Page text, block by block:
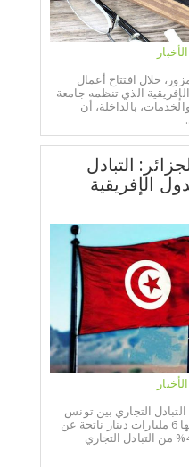
الأخبار
خلال افتتاح أعمال
الذي تنظمه جامعة
بالداخلة، أن
الجزائر: التبادل
الإفريقية
الأخبار
بلغت قيمة التبادل التجاري بين تونس
والدول الإفريقية 13 مليار دينار، منها 6 مليارات دينار ناتجة عن
التبادل مع الجزائر، وهو ما يمثل 46% من التبادل التجاري